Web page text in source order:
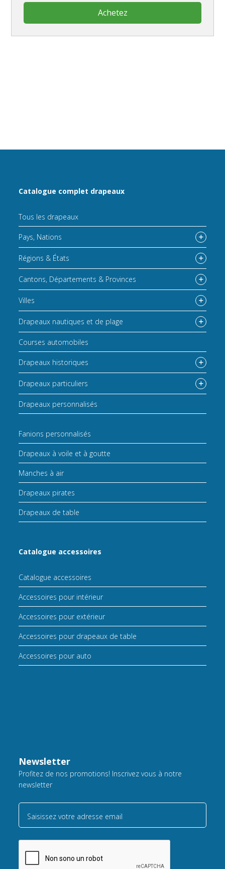
Achetez
Catalogue complet drapeaux
Tous les drapeaux
Pays, Nations
Régions & États
Cantons, Départements & Provinces
Villes
Drapeaux nautiques et de plage
Courses automobiles
Drapeaux historiques
Drapeaux particuliers
Drapeaux personnalisés
Fanions personnalisés
Drapeaux à voile et à goutte
Manches à air
Drapeaux pirates
Drapeaux de table
Catalogue accessoires
Catalogue accessoires
Accessoires pour intérieur
Accessoires pour extérieur
Accessoires pour drapeaux de table
Accessoires pour auto
Newsletter
Profitez de nos promotions! Inscrivez vous à notre
newsletter
Saisissez votre adresse email